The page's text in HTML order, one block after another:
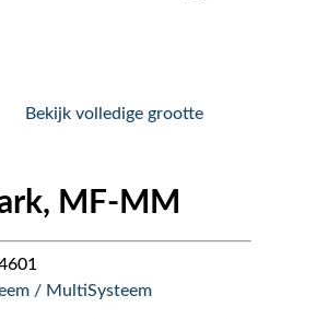
& Park Contact
Bekijk volledige grootte
MF-MM
/ MultiSysteem